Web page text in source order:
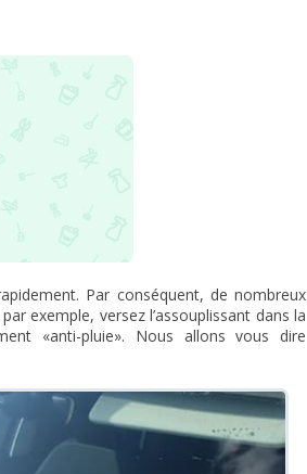
Par conséquent, de nombreux
exemple, versez l’assouplissant dans la
«anti-pluie». Nous allons vous dire